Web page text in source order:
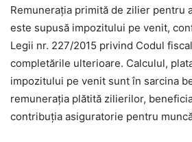
Remuneraţia primită de zilier pentru
este supusă impozitului pe venit,
Legii nr. 227/2015 privind Codul
completările ulterioare. Calculul,
impozitului pe venit sunt în sarcina
remuneraţia plătită zilierilor,
contribuţia asiguratorie pentru